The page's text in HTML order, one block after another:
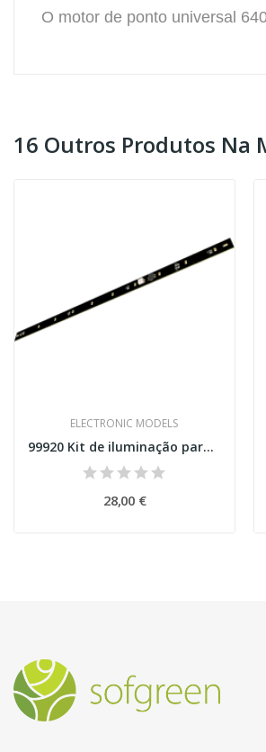
O motor de ponto universal
16 Outros Produtos Na
ELECTRONIC MODELS
99920 Kit de iluminação para 2 carruagens...
28,00 €